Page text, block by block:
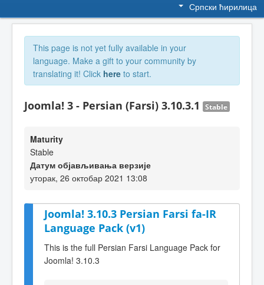
Српски ћирилица
This page is not yet fully available in your
language. Make a gift to your community by
translating it! Click here to start.
Joomla! 3 - Persian (Farsi) 3.10.3.1 Stable
Maturity
Stable
Датум објављивања верзије
уторак, 26 октобар 2021 13:08
Joomla! 3.10.3 Persian Farsi fa-IR
Language Pack (v1)
This is the full Persian Farsi Language Pack for
Joomla! 3.10.3